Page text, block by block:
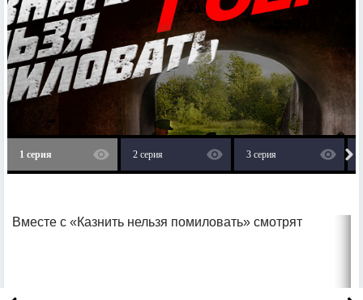
1 серия 2 серия 3 серия
Вместе с «Казнить нельзя помиловать» смотрят